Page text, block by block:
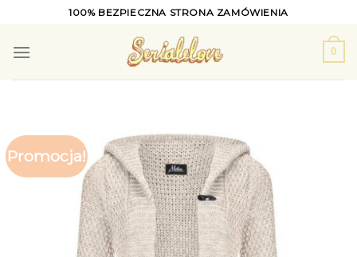
content
100% BEZPIECZNA STRONA ZAMÓWIENIA
0
Promocja!